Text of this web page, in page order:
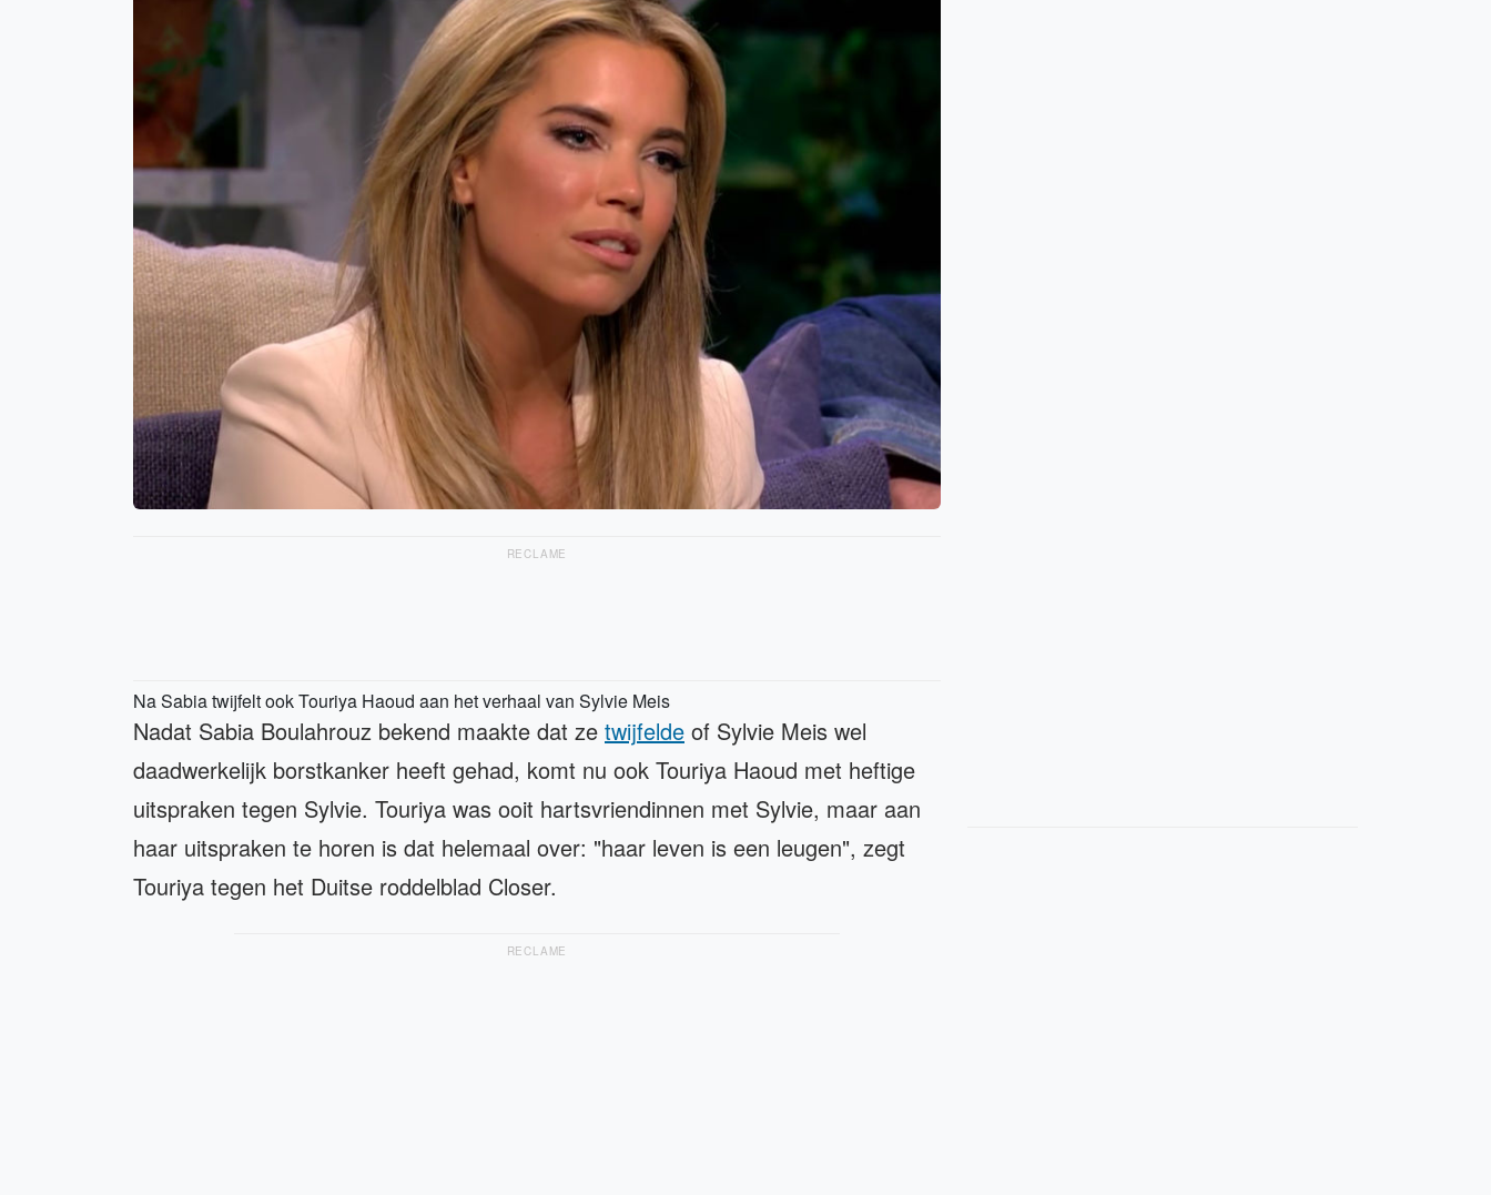
RECLAME
Na Sabia twijfelt ook Touriya Haoud aan het verhaal van Sylvie Meis
Nadat Sabia Boulahrouz bekend maakte dat ze twijfelde of Sylvie Meis wel
daadwerkelijk borstkanker heeft gehad, komt nu ook Touriya Haoud met heftige
uitspraken tegen Sylvie. Touriya was ooit hartsvriendinnen met Sylvie, maar aan
haar uitspraken te horen is dat helemaal over: "haar leven is een leugen", zegt
Touriya tegen het Duitse roddelblad Closer.
RECLAME